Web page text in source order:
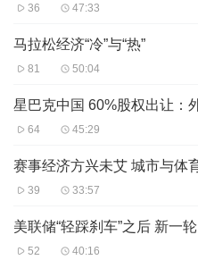
36 47:33
马拉松经济“冷”与“热”
81 50:04
64 45:29
赛事经济方兴未艾 城市与体
39 33:57
美联储“轻踩刹车”之后 新一
52 40:16